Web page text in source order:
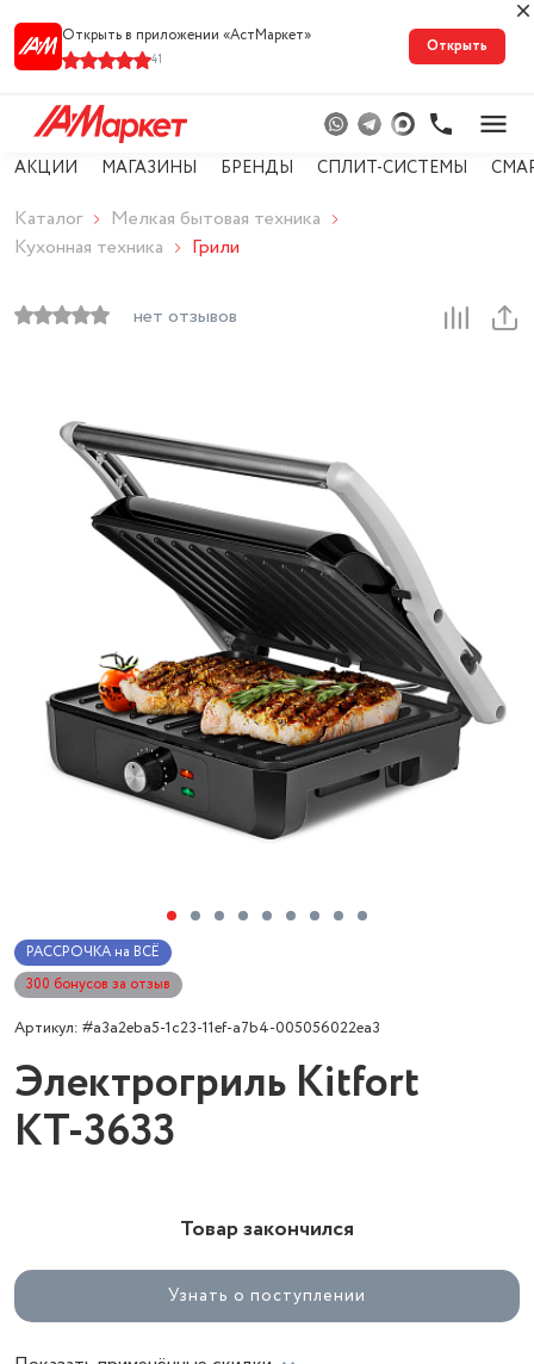
Открыть в приложении «АстМарке‪т‬»
41
Открыть
АКЦИИ МАГАЗИНЫ БРЕНДЫ СПЛИТ-СИСТЕМЫ
Каталог
Мелкая бытовая техника
Кухонная техника
Грили
нет отзывов
РАССРОЧКА на ВСЁ
300 бонусов за отзыв
Артикул: #a3a2eba5-1c23-11ef-a7b4-005056022ea3
Электрогриль Kitfort
КТ-3633
Товар закончился
Узнать о поступлении